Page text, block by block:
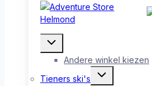
Toggle
Andere winkel kiezen
Tieners ski's
Toggle